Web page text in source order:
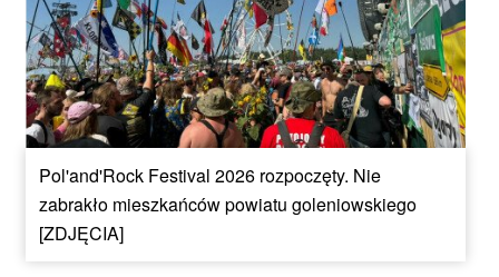
Pol'and'Rock Festival 2026 rozpoczęty. Nie
zabrakło mieszkańców powiatu goleniowskiego
[ZDJĘCIA]